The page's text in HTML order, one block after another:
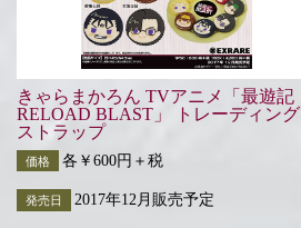
きゃらまかろん TVアニメ「最遊記
RELOAD BLAST」 トレーディング
ストラップ
価格 各￥600円＋税
発売日 2017年12月販売予定